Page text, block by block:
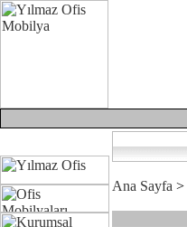
Ana Sayfa >